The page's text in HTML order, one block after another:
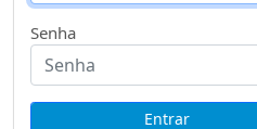
Senha